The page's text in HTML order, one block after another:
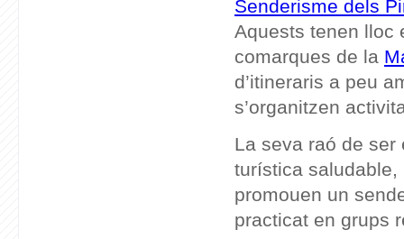
Senderisme dels
Aquests tenen lloc
comarques de la
d’itineraris a peu
s’organitzen
La seva raó de
turística saludable,
promouen un
practicat en grups